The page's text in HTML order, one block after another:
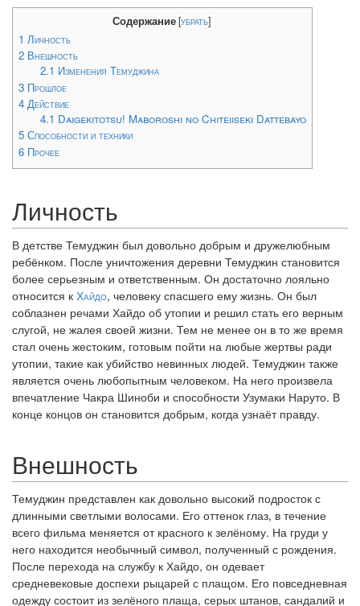
Содержание[убрать]
1 Личность
2 Внешность
2.1 Изменения Темуджина
3 Прошлое
4 Действие
4.1 Daigekitotsu! Maboroshi no Chiteiiseki Dattebayo
5 Способности и техники
6 Прочее
Личность
В детстве Темуджин был довольно добрым и дружелюбным
ребёнком. После уничтожения деревни Темуджин становится
более серьезным и ответственным. Он достаточно лояльно
относится к Хайдо, человеку спасшего ему жизнь. Он был
соблазнен речами Хайдо об утопии и решил стать его верным
слугой, не жалея своей жизни. Тем не менее он в то же время
стал очень жестоким, готовым пойти на любые жертвы ради
утопии, такие как убийство невинных людей. Темуджин также
является очень любопытным человеком. На него произвела
впечатление Чакра Шиноби и способности Узумаки Наруто. В
конце концов он становится добрым, когда узнаёт правду.
Внешность
Темуджин представлен как довольно высокий подросток с
длинными светлыми волосами. Его оттенок глаз, в течение
всего фильма меняется от красного к зелёному. На груди у
него находится необычный символ, полученный с рождения.
После перехода на службу к Хайдо, он одевает
средневековые доспехи рыцарей с плащом. Его повседневная
одежду состоит из зелёного плаща, серых штанов, сандалий и